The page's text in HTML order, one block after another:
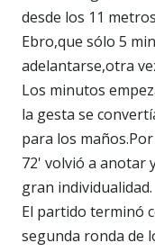
desde los 11
Ebro,que sólo 5
adelantarse,otra
Los minutos
la gesta se
para los
72' volvió a anotar
gran individualidad.
El partido terminó
segunda ronda de